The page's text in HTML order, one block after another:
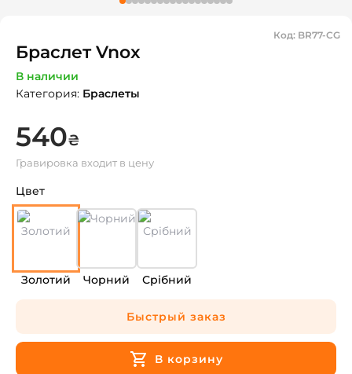
Браслет Vnox
Код: BR77-CG
В наличии
Категория: Браслеты
540₴
Гравировка входит в цену
Цвет
Золотий Чорний Срібний
Быстрый заказ
В корзину